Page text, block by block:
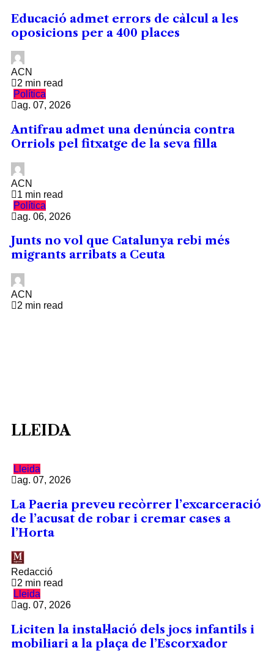
Educació admet errors de càlcul a les
oposicions per a 400 places
ACN
2 min read
Política
ag. 07, 2026
Antifrau admet una denúncia contra
Orriols pel fitxatge de la seva filla
ACN
1 min read
Política
ag. 06, 2026
Junts no vol que Catalunya rebi més
migrants arribats a Ceuta
ACN
2 min read
LLEIDA
Lleida
ag. 07, 2026
La Paeria preveu recòrrer l’excarceració
de l’acusat de robar i cremar cases a
l’Horta
Redacció
2 min read
Lleida
ag. 07, 2026
Liciten la instal·lació dels jocs infantils i
mobiliari a la plaça de l’Escorxador